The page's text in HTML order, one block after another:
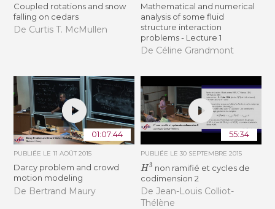
Coupled rotations and snow
falling on cedars
De Curtis T. McMullen
Mathematical and numerical
analysis of some fluid
structure interaction
problems - Lecture 1
De Céline Grandmont
01:07:44
PUBLIÉE LE11 AOÛT 2015
Darcy problem and crowd
motion modeling
De Bertrand Maury
55:34
PUBLIÉE LE 30 SEPTEMBRE 2015
H3 non ramifié et cycles de
codimension 2
De Jean-Louis Colliot-
Thélène